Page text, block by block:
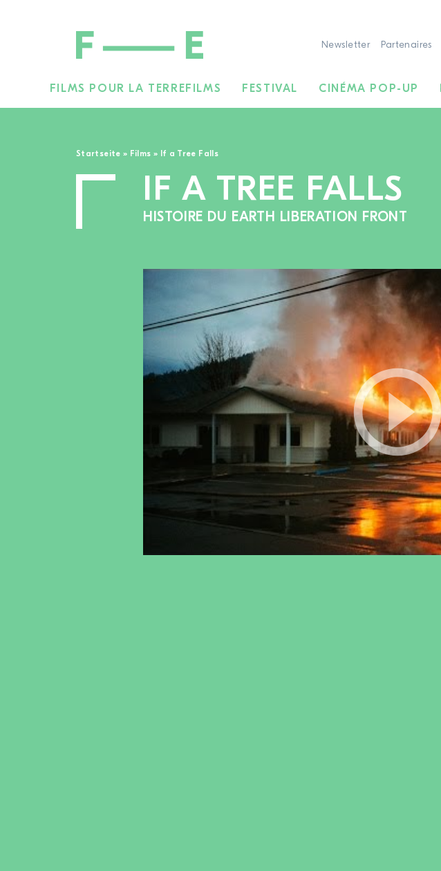
Newsletter Partenaires
FILMS POUR LA TERRE FILMS FESTIVAL CINÉMA POP-UP
Startseite » Films » If a Tree Falls
IF A TREE FALLS
HISTOIRE DU EARTH LIBERATION FRONT